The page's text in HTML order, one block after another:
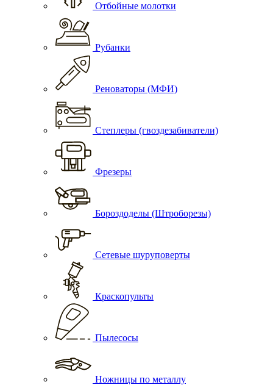
Отбойные молотки
Рубанки
Реноваторы (МФИ)
Степлеры (гвоздезабиватели)
Фрезеры
Бороздоделы (Штроборезы)
Сетевые шуруповерты
Краскопульты
Пылесосы
Ножницы по металлу